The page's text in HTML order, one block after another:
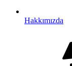
Hakkımızda